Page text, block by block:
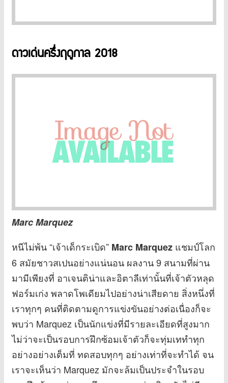
ดาวเด่นครึ่งฤดูกาล 2018
Marc Marquez
หนีไม่พ้น “เจ้าเด็กระเบิด” Marc Marquez แชมป์โลก
6 สมัยชาวสเปนอย่างแน่นอน ผลงาน 9 สนามที่ผ่าน
มามีเพียงที่ อาเจนติน่าและอิตาลีเท่านั้นที่เจ้าตัวหลุด
ฟอร์มเก่ง พลาดโพเดียมไปอย่างน่าเสียดาย สิ่งหนึ่งที่
เราทุกๆ คนที่ติดตามดูการแข่งขันอย่างต่อเนื่องก็จะ
พบว่า Marquez เป็นนักแข่งที่มีรายละเอียดที่สูงมาก
ไม่ว่าจะเป็นรอบการฝึกซ้อมเจ้าตัวก็จะทุ่มเททำทุก
อย่างอย่างเต็มที่ ทดสอบทุกๆ อย่างเท่าที่จะทำได้ จน
เราจะเห็นว่า Marquez มักจะล้มเป็นประจำในรอบ